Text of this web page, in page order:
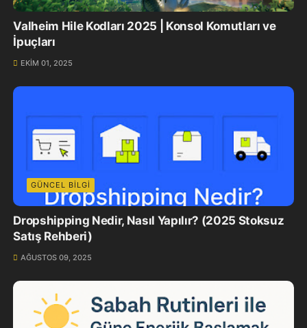
Valheim Hile Kodları 2025 | Konsol Komutları ve
İpuçları
EKIM 01, 2025
GÜNCEL BILGI
Dropshipping Nedir, Nasıl Yapılır? (2025 Stoksuz
Satış Rehberi)
AĞUSTOS 09, 2025